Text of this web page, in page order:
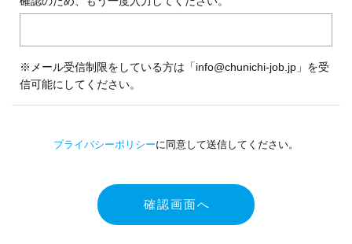
※メール受信制限をしている方は「info@chunichi-job.jp」を受
信可能にしてください。
プライバシーポリシーに同意して送信してください。
確認画面へ